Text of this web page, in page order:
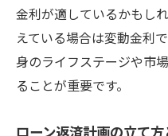
リスク管理と
不動産売却が未
資産を最大化す
ローン返済後の
金利が適しているかもし
えている場合は変動金利
身のライフステージや市
ることが重要です。
ローン返済計画の立て